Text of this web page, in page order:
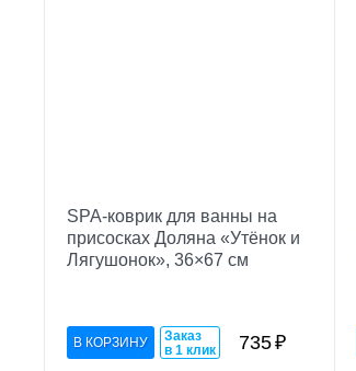
SPA-коврик для ванны на
присосках Доляна «Утёнок и
Лягушонок», 36×67 см
Заказ
в 1 клик
735₽